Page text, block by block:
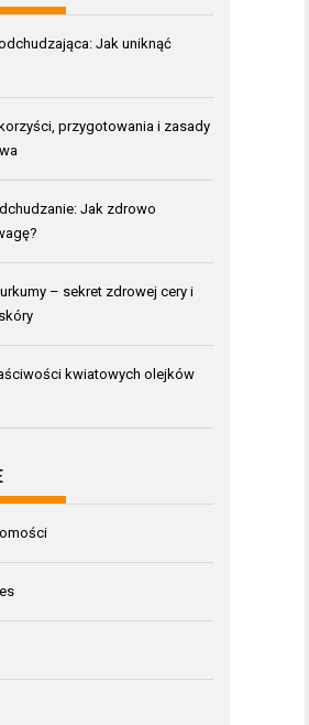
Jak uniknąć
przygotowania i zasady
Jak zdrowo
– sekret zdrowej cery i
kwiatowych olejków